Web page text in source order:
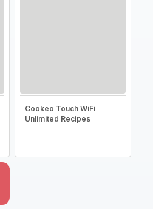
Cookeo Touch WiFi
Unlimited Recipes